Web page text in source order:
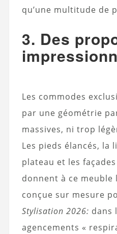
qu’une multitude de
3. Des
Les commodes
par une géométrie
massives, ni trop
Les pieds élancés, la
plateau et les
donnent à ce meuble
conçue sur mesure
Stylisation 2026: dans
agencements «